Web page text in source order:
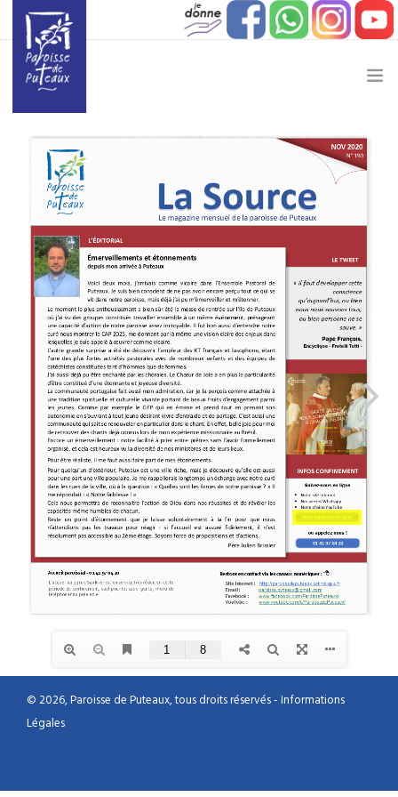
JE SOUHAITE…
ACTUALITÉ
JEUNESSE
ETAPES DE VIE
VIE PAROISSIALE
© 2026, Paroisse de Puteaux, tous droits réservés -Informations
Légales